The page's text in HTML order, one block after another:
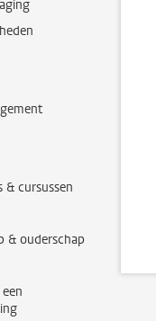
& cursussen
& ouderschap